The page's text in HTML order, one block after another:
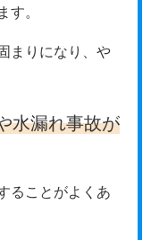
。
まりになり、や
水漏れ事故が
ることがよくあ